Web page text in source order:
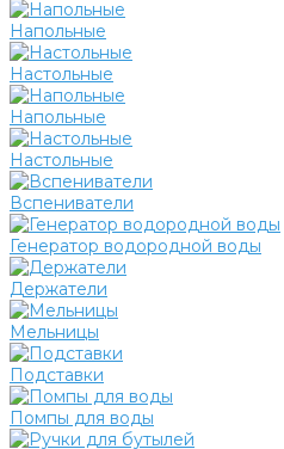
Напольные
Настольные
Напольные
Настольные
Вспениватели
Генератор водородной воды
Держатели
Мельницы
Подставки
Помпы для воды